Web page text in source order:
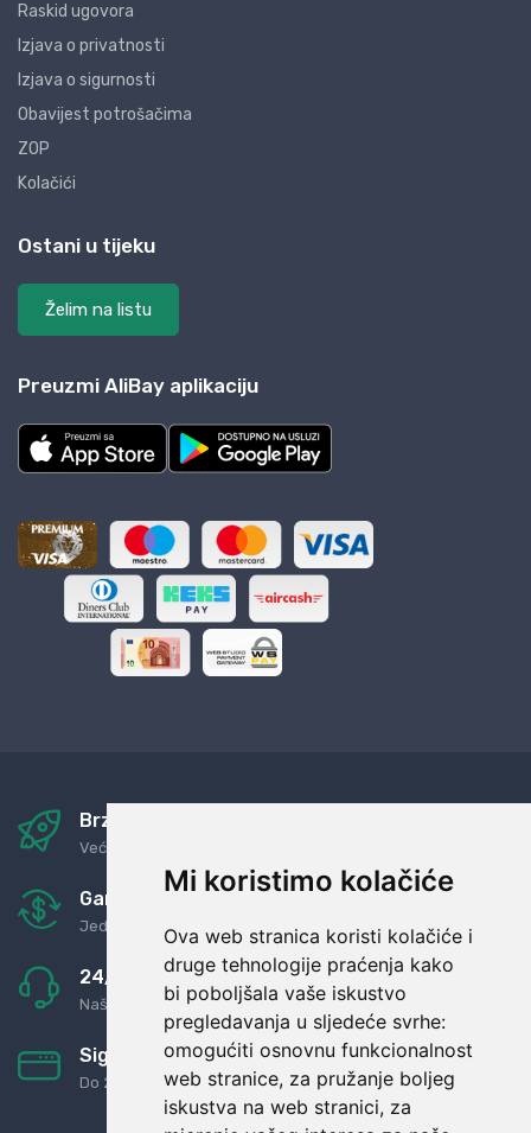
Mi koristimo kolačiće
Ova web stranica koristi kolačiće i
druge tehnologije praćenja kako
bi poboljšala vaše iskustvo
pregledavanja u sljedeće svrhe:
omogućiti osnovnu funkcionalnost
web stranice, za pružanje boljeg
iskustva na web stranici, za
Raskid ugovora
Izjava o privatnosti
Izjava o sigurnosti
Obavijest potrošačima
ZOP
Kolačići
Ostani u tijeku
Želim na listu
Preuzmi AliBay aplikaciju
Brza i sigurna dostava
Već za nekoliko dana kod vas
Garancija u povrat novaca
Jednostavno pravilo: Roba za novac
24/7 odlična podrška
Naši agenti uvijek na raspolaganju
Sigurno obročno plaćanje
Do 24 rata bez kamata